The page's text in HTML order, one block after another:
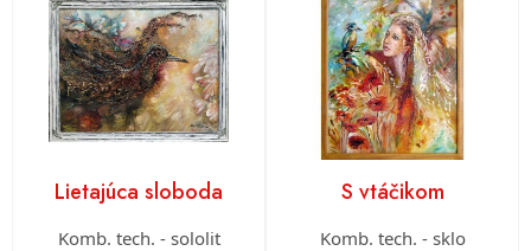
Lietajúca sloboda
Komb. tech. - sololit
S vtáčikom
Komb. tech. - sklo